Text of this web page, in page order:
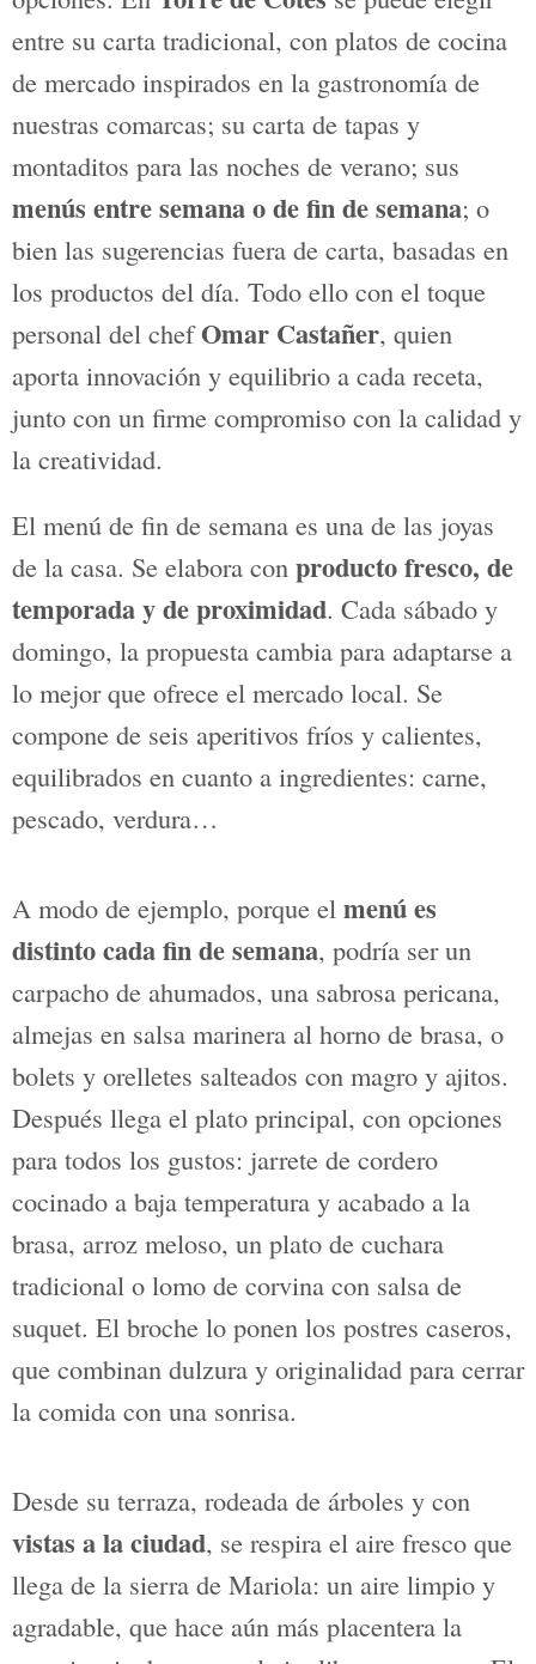
acercado a disfrutar de la gastronomía
deTorre de Cotessaben que es mucho
más que un restaurante. Su ubicación, en
una antigua masía restaurada de
Serelles, ofrece un entorno tranquilo,
privado y lleno de encanto.
A la hora de sentarse a la mesa hay
muchas opciones. EnTorre de Cotesse
puede elegir entre su carta tradicional,
con platos de cocina de mercado
inspirados en la gastronomía de nuestras
comarcas; su carta de tapas y
susmenús entre semana o de fin de
semana; o bien las sugerencias fuera de
carta, basadas en los productos del día.
Todo ello con el toque personal del chef
Omar Castañer, quien aporta
innovación y equilibrio a cada receta,
junto con un firme compromiso con la
calidad y la creatividad.
El menú de fin de semana es una de las
joyas de la casa. Se elabora con
producto fresco, de temporada y de
proximidad . Cada sábado y domingo, la
mejor que ofrece el mercado local. Se
compone de seis aperitivos fríos y
calientes, equilibrados en cuanto a
ingredientes: carne, pescado, verdura…